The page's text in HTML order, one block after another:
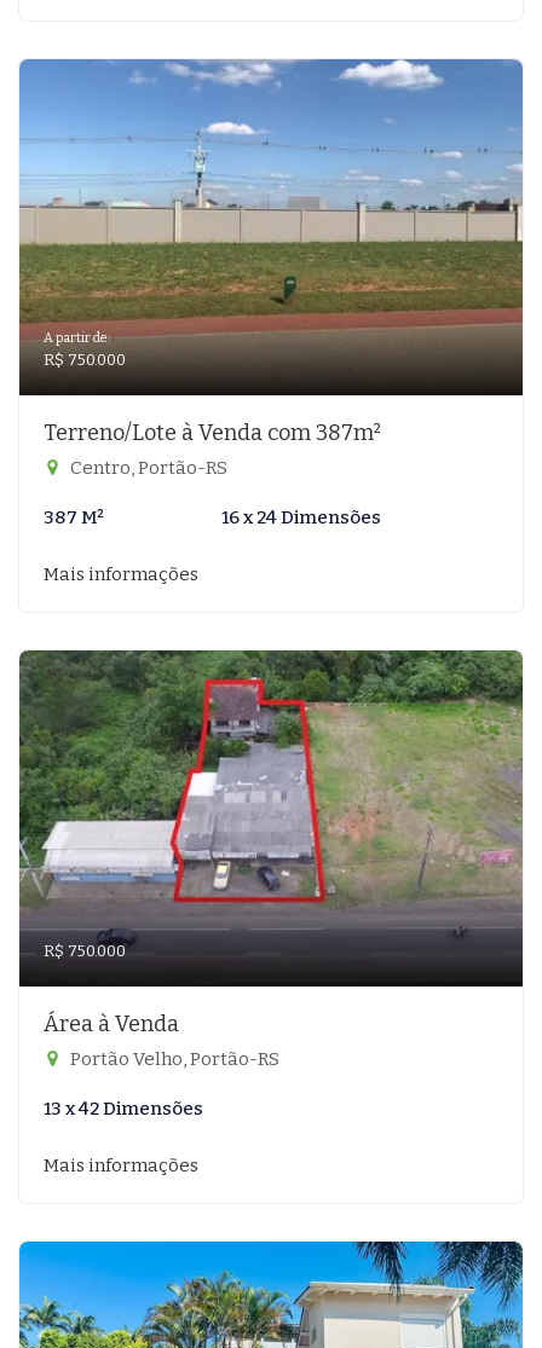
A partir de:
R$ 750.000
Terreno/Lote à Venda com 387m²
Centro, Portão-RS
387 M² 16 x 24 Dimensões
Mais informações
R$ 750.000
Área à Venda
Portão Velho, Portão-RS
13 x 42 Dimensões
Mais informações